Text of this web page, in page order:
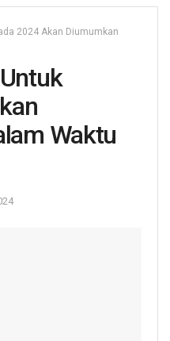
2024 Akan Diumumkan
Waktu